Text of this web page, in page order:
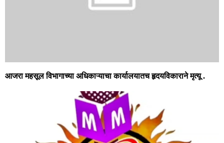
आजरा महसूल विभागाच्या अधिकाऱ्याचा कार्यालयातच हृदयविकाराने मृत्यू .